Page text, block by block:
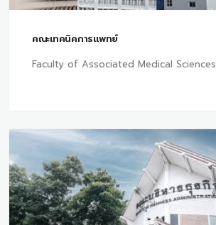
คณะเทคนิคการแพทย์
Faculty of Associated Medical Sciences